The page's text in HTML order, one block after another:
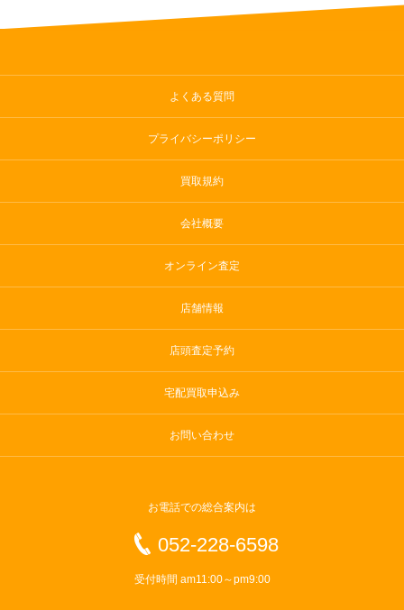
よくある質問
プライバシーポリシー
買取規約
会社概要
オンライン査定
店舗情報
店頭査定予約
宅配買取申込み
お問い合わせ
お電話での総合案内は
052-228-6598
受付時間 am11:00～pm9:00